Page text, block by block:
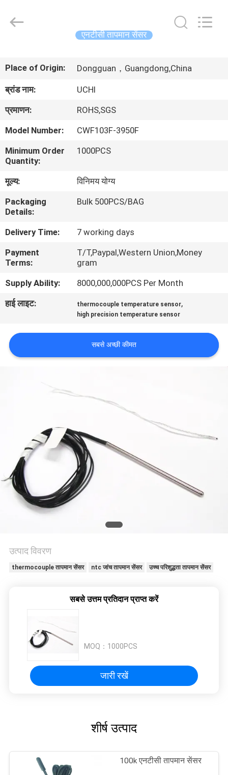
उत्पादों
वीआर
शो
बारे
में
कारखाना
भ्रमण
गुणवत्ता
नियंत्रण
संपर्क
करें
उद्धरण
का
अनुरोध
करें
PRIVACY
Electronics
Co.,Ltd.
एनटीसी तापमान सेंसर
Place of Origin: Dongguan，Guangdong,China
ब्रांड नाम:
UCHI
प्रमाणन:
ROHS,SGS
Model Number:
CWF103F-3950F
Minimum Order
Quantity:
1000PCS
मूल्य:
विनिमय योग्य
Packaging
Details:
Bulk 500PCS/BAG
Delivery Time:
7 working days
Payment
Terms:
T/T,Paypal,Western Union,Money
gram
Supply Ability:
8000,000,000PCS Per Month
हाई लाइट:
thermocouple temperature sensor,
high precision temperature sensor
सबसे अच्छी कीमत
उत्पाद विवरण
thermocouple तापमान सेंसर ntc जांच तापमान सेंसर उच्च परिशुद्धता तापमान सेंसर
सबसे उत्तम प्रतिदान प्राप्त करें
MOQ： 1000PCS
जारी रखें
शीर्ष उत्पाद
100k एनटीसी तापमान सेंसर